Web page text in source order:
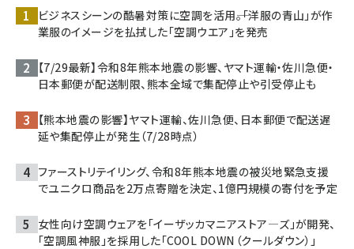
ビジネスシーンの酷暑対策に空調を活用――。「洋服の青山」が作
業服のイメージを払拭した「空調ウエア」を発売
【7/29最新】令和8年熊本地震の影響、ヤマト運輸・佐川急便・
日本郵便が配送制限、熊本全域で集配停止や引受停止も
【熊本地震の影響】ヤマト運輸、佐川急便、日本郵便で配送遅
延や集配停止が発生（7/28時点）
ファーストリテイリング、令和8年熊本地震の被災地緊急支援
でユニクロ商品を2万点寄贈を決定、1億円規模の寄付を予定
女性向け空調ウェアを「イーザッカマニアストア―ズ」が開発、
「空調風神服」を採用した「COOL DOWN（クールダウン）」